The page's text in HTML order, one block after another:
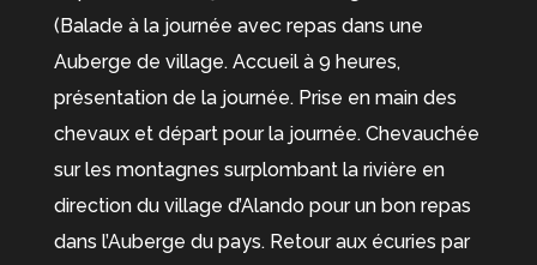
(Balade à la journée avec repas dans une
Auberge de village. Accueil à 9 heures,
présentation de la journée. Prise en main des
chevaux et départ pour la journée. Chevauchée
sur les montagnes surplombant la rivière en
direction du village d’Alando pour un bon repas
dans l’Auberge du pays. Retour aux écuries par